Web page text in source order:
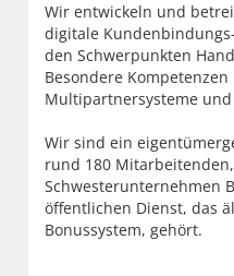
Wir entwickeln und
digitale
den Schwerpunkten
Besondere
Multipartnersysteme und
Wir sind ein
rund 180
Schwesterunternehmen
öffentlichen Dienst, das
Bonussystem, gehört.